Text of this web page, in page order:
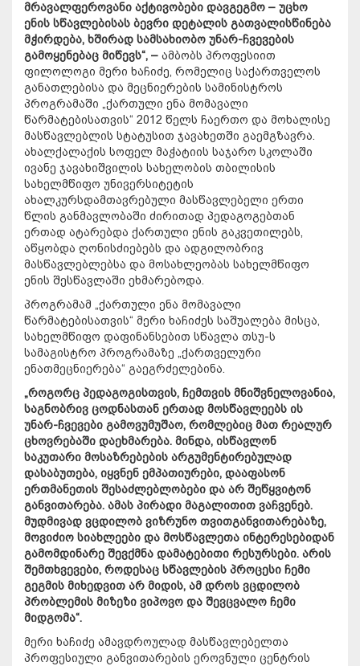
მრავალფეროვანი აქტივობები დავგეგმო – უცხო
ენის სწავლებისას ბევრი დეტალის გათვალისწინება
მჭირდება, ხშირად სამსახიობო უნარ-ჩვევების
გამოყენებაც მიწევს“, – ამბობს პროფესიით
ფილოლოგი მერი ხაჩიძე, რომელიც საქართველოს
განათლებისა და მეცნიერების სამინისტროს
პროგრამაში „ქართული ენა მომავალი
წარმატებისათვის“ 2012 წელს ჩაერთო და მოხალისე
მასწავლებლის სტატუსით ჯავახეთში გაემგზავრა.
ახალქალაქის სოფელ მაჭატიის საჯარო სკოლაში
ივანე ჯავახიშვილის სახელობის თბილისის
სახელმწიფო უნივერსიტეტის
ახალკურსდამთავრებული მასწავლებელი ერთი
წლის განმავლობაში ძირითად პედაგოგებთან
ერთად ატარებდა ქართული ენის გაკვეთილებს,
აწყობდა ღონისძიებებს და ადგილობრივ
მასწავლებლებსა და მოსახლეობას სახელმწიფო
ენის შესწავლაში ეხმარებოდა.
პროგრამამ „ქართული ენა მომავალი
წარმატებისათვის“ მერი ხაჩიძეს საშუალება მისცა,
სახელმწიფო დაფინანსებით სწავლა თსუ-ს
სამაგისტრო პროგრამაზე „ქართველური
ენათმეცნიერება“ გაეგრძელებინა.
„როგორც პედაგოგისთვის, ჩემთვის მნიშვნელოვანია,
საგნობრივ ცოდნასთან ერთად მოსწავლეებს ის
უნარ-ჩვევები გამოვუმუშაო, რომლებიც მათ რეალურ
ცხოვრებაში დაეხმარება. მინდა, ისწავლონ
საკუთარი მოსაზრებების არგუმენტირებულად
დასაბუთება, იყვნენ ემპათიურები, დააფასონ
ერთმანეთის შესაძლებლობები და არ შეწყვიტონ
განვითარება. ამას პირადი მაგალითით ვაჩვენებ.
მუდმივად ვცდილობ ვიზრუნო თვითგანვითარებაზე,
მოვიძიო სიახლეები და მოსწავლეთა ინტერესებიდან
გამომდინარე შევქმნა დამატებითი რესურსები. არის
შემთხვევები, როდესაც სწავლების პროცესი ჩემი
გეგმის მიხედვით არ მიდის, ამ დროს ვცდილობ
პრობლემის მიზეზი ვიპოვო და შევცვალო ჩემი
მიდგომა“.
მერი ხაჩიძე ამავდროულად მასწავლებელთა
პროფესიული განვითარების ეროვნული ცენტრის